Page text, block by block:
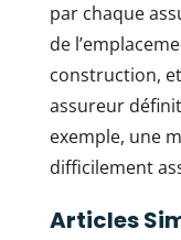
par chaque
de
construction,
assureur
exemple, une
difficilement
Articles